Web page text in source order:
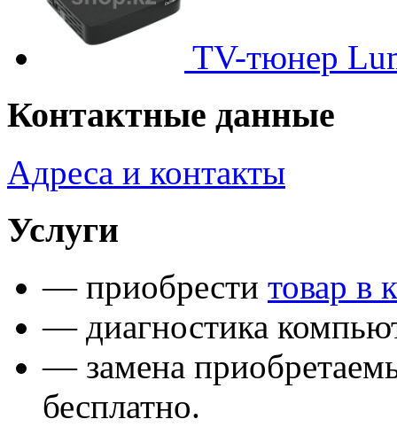
TV-тюнер
Контактные данные
Адреса и контакты
Услуги
— приобрести товар в
— диагностика
— замена
бесплатно.